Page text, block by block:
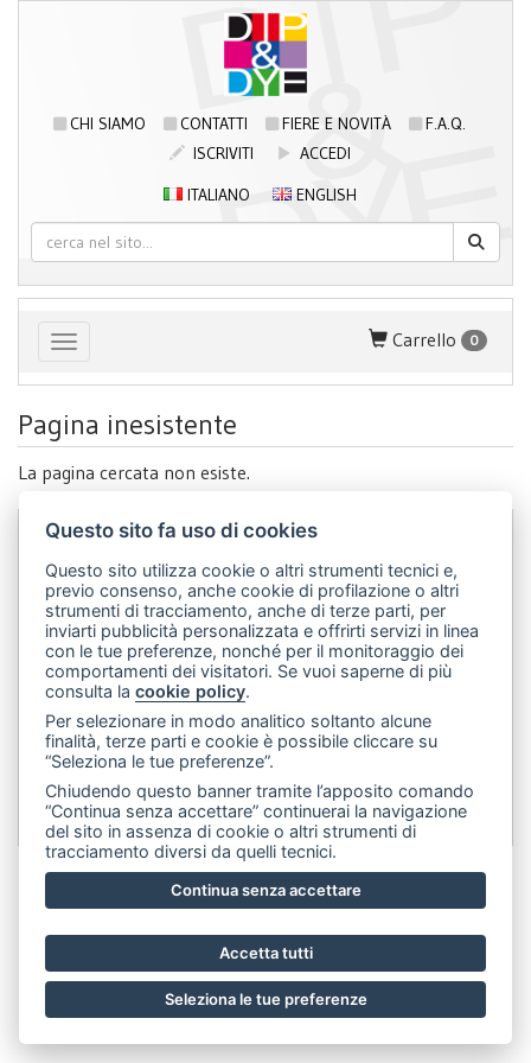
CHI SIAMO CONTATTI FIERE E NOVITÀ
F.A.Q.
ISCRIVITI
ACCEDI
ITALIANO
ENGLISH
Toggle navigation Carrello 0
Pagina inesistente
La pagina cercata non esiste.
Dip&Dye sas di Crivellari Andrea Cesare Giulio & C.- sede
legale: Via Francesco Rismondo 112, 20153 Milano (Italia)-
(+39) 3356945970 - P.IVA 06614890967
Questo sito fa uso di cookies
Questo sito utilizza cookie o altri strumenti tecnici e,
previo consenso, anche cookie di profilazione o altri
strumenti di tracciamento, anche di terze parti, per
inviarti pubblicità personalizzata e offrirti servizi in linea
con le tue preferenze, nonché per il monitoraggio dei
comportamenti dei visitatori. Se vuoi saperne di più
consulta lacookie policy.
Per selezionare in modo analitico soltanto alcune
finalità, terze parti e cookie è possibile cliccare su
“Seleziona le tue preferenze”.
Chiudendo questo banner tramite l’apposito comando
“Continua senza accettare” continuerai la navigazione
del sito in assenza di cookie o altri strumenti di
tracciamento diversi da quelli tecnici.
Continua senza accettare
Accetta tutti
Seleziona le tue preferenze